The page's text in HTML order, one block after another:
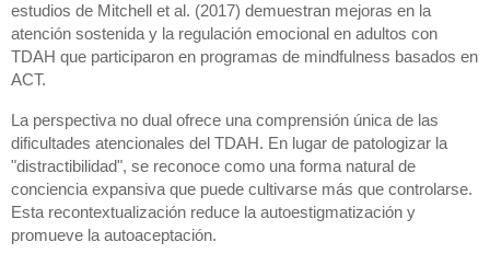
estudios de Mitchell et al. (2017) demuestran mejoras en la
atención sostenida y la regulación emocional en adultos con
TDAH que participaron en programas de mindfulness basados en
ACT.
La perspectiva no dual ofrece una comprensión única de las
dificultades atencionales del TDAH. En lugar de patologizar la
"distractibilidad", se reconoce como una forma natural de
conciencia expansiva que puede cultivarse más que controlarse.
Esta recontextualización reduce la autoestigmatización y
promueve la autoaceptación.